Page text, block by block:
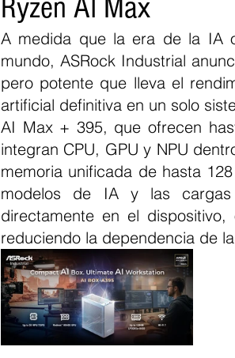
Ryzen AI Max
A medida que la era de la IA
mundo, ASRock Industrial
pero potente que lleva el
artificial definitiva en un solo
AI Max + 395, que ofrecen
integran CPU, GPU y NPU
memoria unificada de hasta
modelos de IA y las
directamente en el
reduciendo la dependencia de